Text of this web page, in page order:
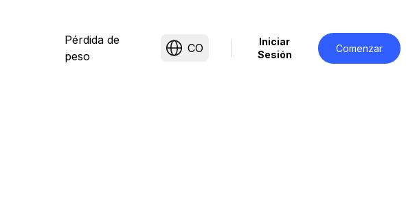
Pérdida de
peso
CO
Iniciar
Sesión
Comenzar